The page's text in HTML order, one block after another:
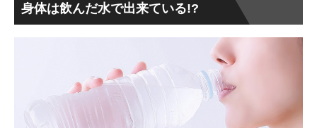
身体は飲んだ水で出来ている!?